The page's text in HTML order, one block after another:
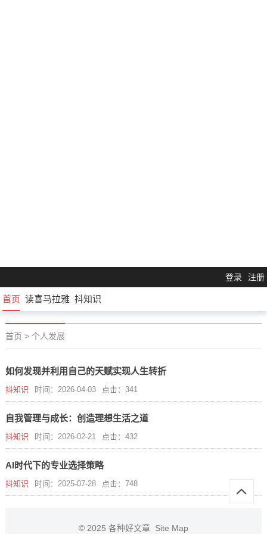
登录 注册
首页 读喜马拉雅 抖知识
首页 > 个人发展
如何发现并利用自己的天赋实现人生转折
抖知识 时间：2026-04-03 点击：341
自我管理与成长：创造理想生活之道
抖知识 时间：2026-02-21 点击：432
AI时代下的专业选择策略
抖知识 时间：2025-07-28 点击：748
© 2025 各种好文章 Site Map